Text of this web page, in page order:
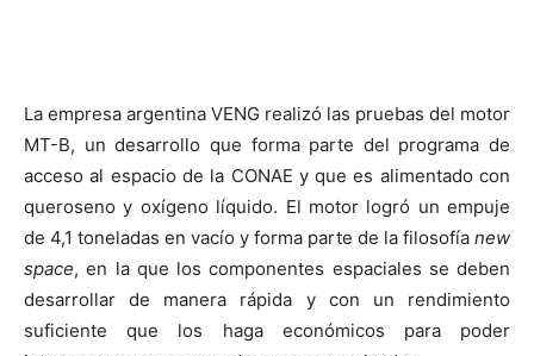
La empresa argentina VENG realizó las pruebas del motor
MT-B, un desarrollo que forma parte del programa de
acceso al espacio de la CONAE y que es alimentado con
queroseno y oxígeno líquido. El motor logró un empuje
de 4,1 toneladas en vacío y forma parte de la filosofía new
space, en la que los componentes espaciales se deben
desarrollar de manera rápida y con un rendimiento
suficiente que los haga económicos para poder